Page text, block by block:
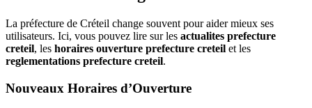
La préfecture de Créteil change souvent pour aider mieux ses
utilisateurs. Ici, vous pouvez lire sur les actualites prefecture
creteil, les horaires ouverture prefecture creteil et les
reglementations prefecture creteil.
Nouveaux Horaires d’Ouverture